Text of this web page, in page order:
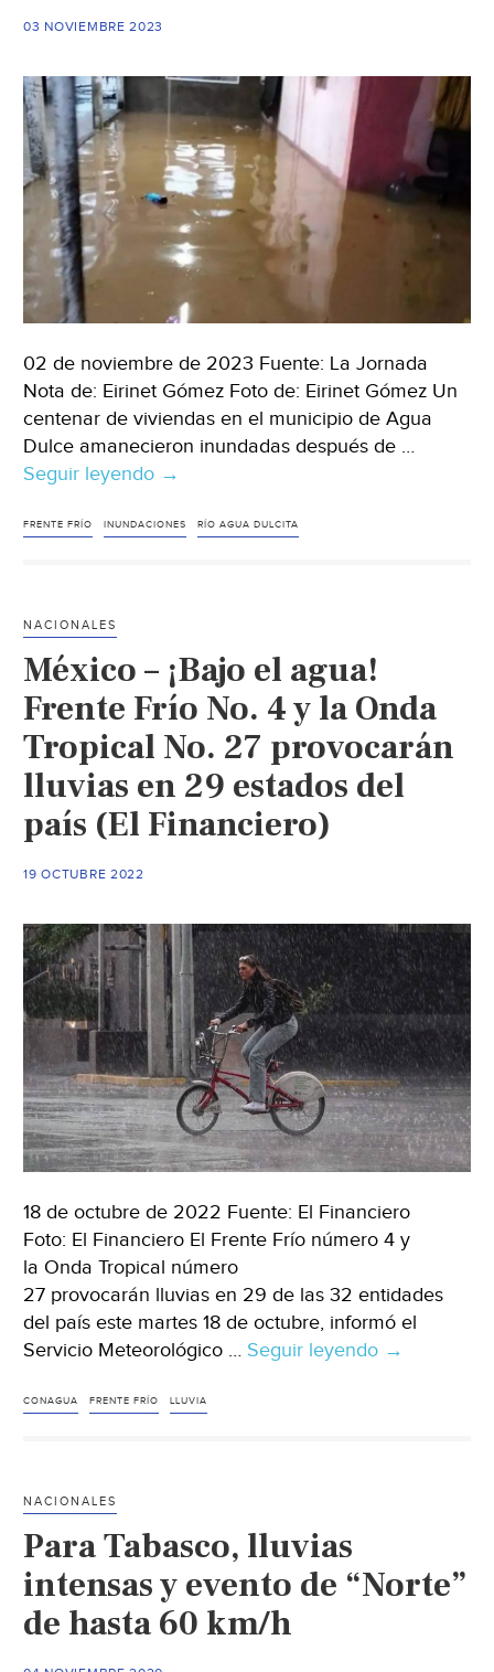
por
el
frío
(El
Mañana)
03 NOVIEMBRE 2023
02 de noviembre de 2023 Fuente: La Jornada
Nota de: Eirinet Gómez Foto de: Eirinet Gómez Un
centenar de viviendas en el municipio de Agua
Dulce amanecieron inundadas después de …
Seguir leyendo Veracruz-
de
desbordarse
río
Agua
Dulce
en
Veracruz
(La
→
FRENTE FRÍO INUNDACIONES RÍO AGUA DULCITA
NACIONALES
México – ¡Bajo el agua!
Frente Frío No. 4 y la Onda
Tropical No. 27 provocarán
lluvias en 29 estados del
país (El Financiero)
19 OCTUBRE 2022
18 de octubre de 2022 Fuente: El Financiero
Foto: El Financiero El Frente Frío número 4 y
la Onda Tropical número
27 provocarán lluvias en 29 de las 32 entidades
del país este martes 18 de octubre, informó el
Servicio Meteorológico … Seguir leyendo México
4
y
→
CONAGUA FRENTE FRÍO LLUVIA
NACIONALES
Para Tabasco, lluvias
intensas y evento de “Norte”
de hasta 60 km/h